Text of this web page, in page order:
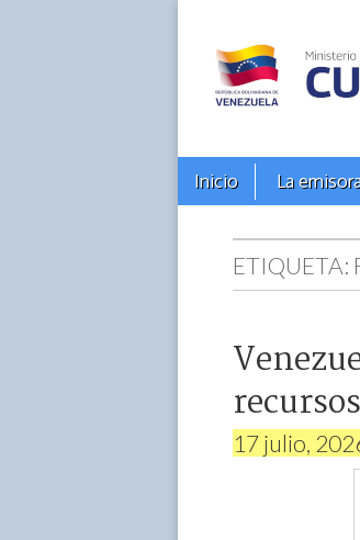
Alba
96.3
FM
Menú
principal
Inicio La
ETIQUETA:
17 julio,